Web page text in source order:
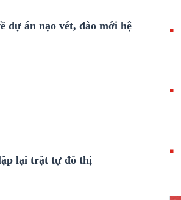
dự án nạo vét, đào mới hệ
lại trật tự đô thị